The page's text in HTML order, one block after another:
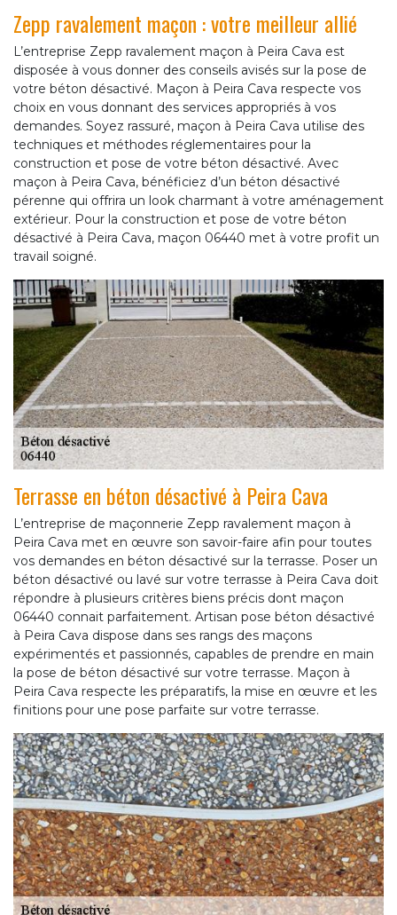
Zepp ravalement maçon : votre meilleur allié
L’entreprise Zepp ravalement maçon à Peira Cava est
disposée à vous donner des conseils avisés sur la pose de
votre béton désactivé. Maçon à Peira Cava respecte vos
choix en vous donnant des services appropriés à vos
demandes. Soyez rassuré, maçon à Peira Cava utilise des
techniques et méthodes réglementaires pour la
construction et pose de votre béton désactivé. Avec
maçon à Peira Cava, bénéficiez d’un béton désactivé
pérenne qui offrira un look charmant à votre aménagement
extérieur. Pour la construction et pose de votre béton
désactivé à Peira Cava, maçon 06440 met à votre profit un
travail soigné.
Terrasse en béton désactivé à Peira Cava
L’entreprise de maçonnerie Zepp ravalement maçon à
Peira Cava met en œuvre son savoir-faire afin pour toutes
vos demandes en béton désactivé sur la terrasse. Poser un
béton désactivé ou lavé sur votre terrasse à Peira Cava doit
répondre à plusieurs critères biens précis dont maçon
06440 connait parfaitement. Artisan pose béton désactivé
à Peira Cava dispose dans ses rangs des maçons
expérimentés et passionnés, capables de prendre en main
la pose de béton désactivé sur votre terrasse. Maçon à
Peira Cava respecte les préparatifs, la mise en œuvre et les
finitions pour une pose parfaite sur votre terrasse.